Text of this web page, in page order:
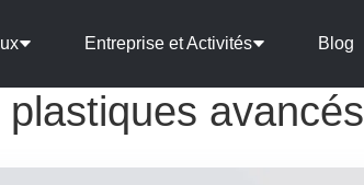
Entreprise et Activités Blog
avancés